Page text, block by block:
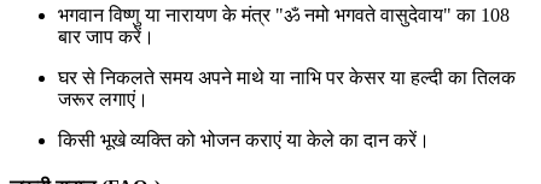
भगवान विष्णु या नारायण के मंत्र "ॐ नमो भगवते वासुदेवाय" का 108
बार जाप करें।
घर से निकलते समय अपने माथे या नाभि पर केसर या हल्दी का तिलक
जरूर लगाएं।
किसी भूखे व्यक्ति को भोजन कराएं या केले का दान करें।